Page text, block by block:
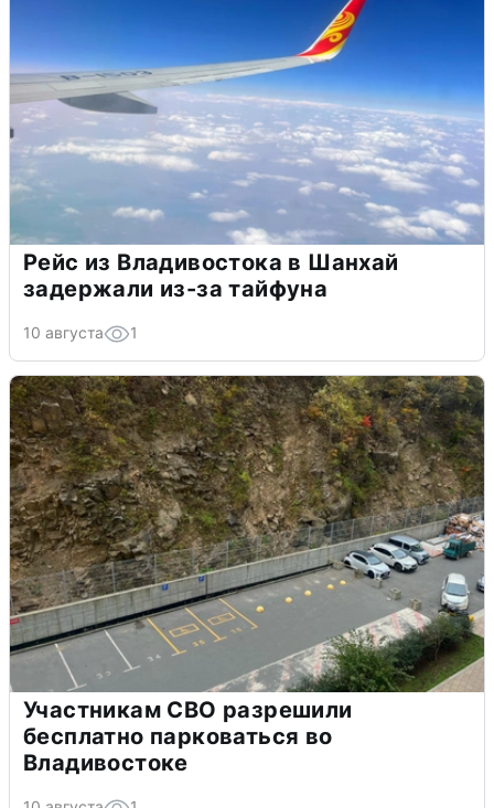
Рейс из Владивостока в Шанхай
задержали из-за тайфуна
10 августа 1
Участникам СВО разрешили
бесплатно парковаться во
Владивостоке